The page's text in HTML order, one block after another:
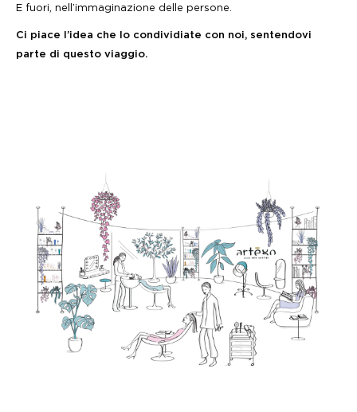
E fuori, nell’immaginazione delle persone.
Ci piace l’idea che lo condividiate con noi, sentendovi
parte di questo viaggio.